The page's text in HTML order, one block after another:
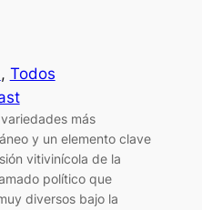
, Todos
más
y un elemento clave
vitivinícola de la
político que
diversos bajo la